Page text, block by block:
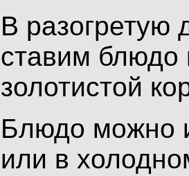
В разогретую
ставим блюдо
золотистой
Блюдо можно
или в